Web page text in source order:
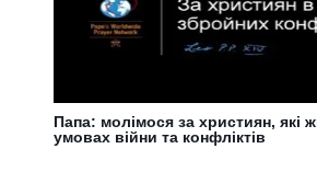
Папа: молімося за християн, які
умовах війни та конфліктів